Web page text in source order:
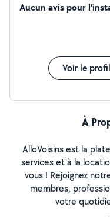
Aucun avis pour
Voir le profil
À
AlloVoisins est la
services et à la
vous ! Rejoignez
membres,
votre